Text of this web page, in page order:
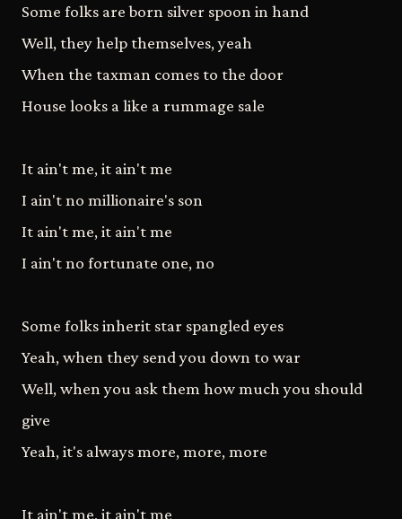
Some folks are born silver spoon in hand
Well, they help themselves, yeah
When the taxman comes to the door
House looks a like a rummage sale
It ain't me, it ain't me
I ain't no millionaire's son
It ain't me, it ain't me
I ain't no fortunate one, no
Some folks inherit star spangled eyes
Yeah, when they send you down to war
Well, when you ask them how much you should
give
Yeah, it's always more, more, more
It ain't me, it ain't me